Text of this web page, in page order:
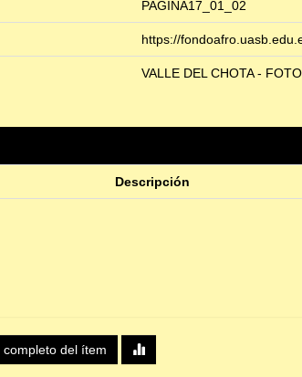
PAGINA17_01_02
https://
VALLE DEL CHOTA -
Descripción
del ítem